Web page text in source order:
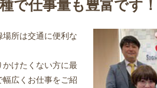
で仕事量も豊富です！
所は交通に便利な
けたくない方に最
広くお仕事をご紹